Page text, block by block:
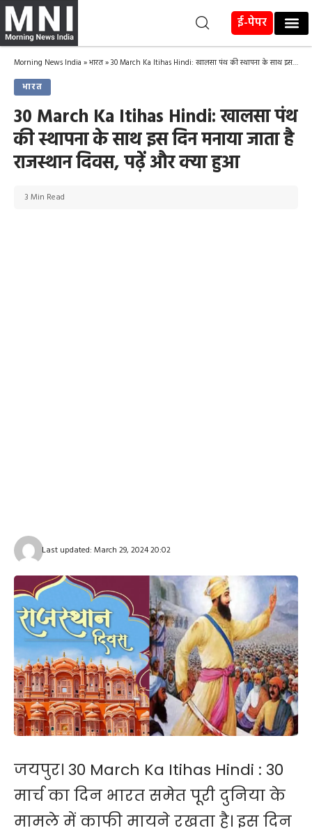
ई-पेपर
Morning News India »भारत»30 March Ka Itihas Hindi: खालसा पंथ की स्थापना के साथ इस दिन मनाया जाता है राजस्थान दिवस, पढ़ें और क्या हुआ
भारत
30 March Ka Itihas Hindi: खालसा पंथ
की स्थापना के साथ इस दिन मनाया जाता है
राजस्थान दिवस, पढ़ें और क्या हुआ
Last updated: March 29, 2024 20:02
3 Min Read
जयपुर। 30 March Ka Itihas Hindi : 30
मार्च का दिन भारत समेत पूरी दुनिया के
मामले में काफी मायने रखता है। इस दिन